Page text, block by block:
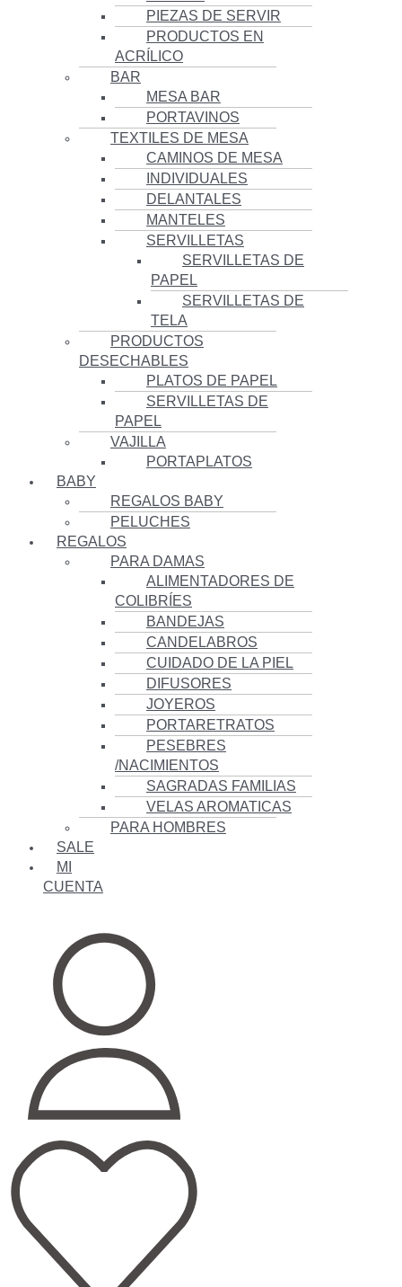
PIEZAS DE SERVIR
PRODUCTOS EN
ACRÍLICO
BAR
MESA BAR
PORTAVINOS
TEXTILES DE MESA
CAMINOS DE MESA
INDIVIDUALES
DELANTALES
MANTELES
SERVILLETAS
SERVILLETAS DE
PAPEL
SERVILLETAS DE
TELA
PRODUCTOS
DESECHABLES
PLATOS DE PAPEL
SERVILLETAS DE
PAPEL
VAJILLA
PORTAPLATOS
BABY
REGALOS BABY
PELUCHES
REGALOS
PARA DAMAS
ALIMENTADORES DE
COLIBRÍES
BANDEJAS
CANDELABROS
CUIDADO DE LA PIEL
DIFUSORES
JOYEROS
PORTARETRATOS
PESEBRES
/NACIMIENTOS
SAGRADAS FAMILIAS
VELAS AROMATICAS
PARA HOMBRES
SALE
MI
CUENTA